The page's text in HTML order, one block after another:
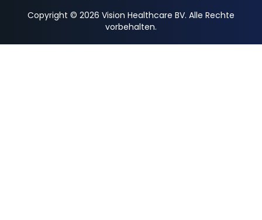
Copyright © 2026 Vision Healthcare BV. Alle Rechte
vorbehalten.